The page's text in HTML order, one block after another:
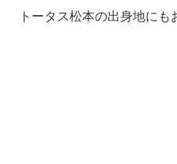
トータス松本の出身地に